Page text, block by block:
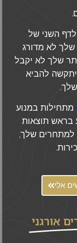
השני של
לא מדורג
שלך לא יקבל
להביא
במנוע
תוצאות
למתחרים שלך,
אלי
אורגני